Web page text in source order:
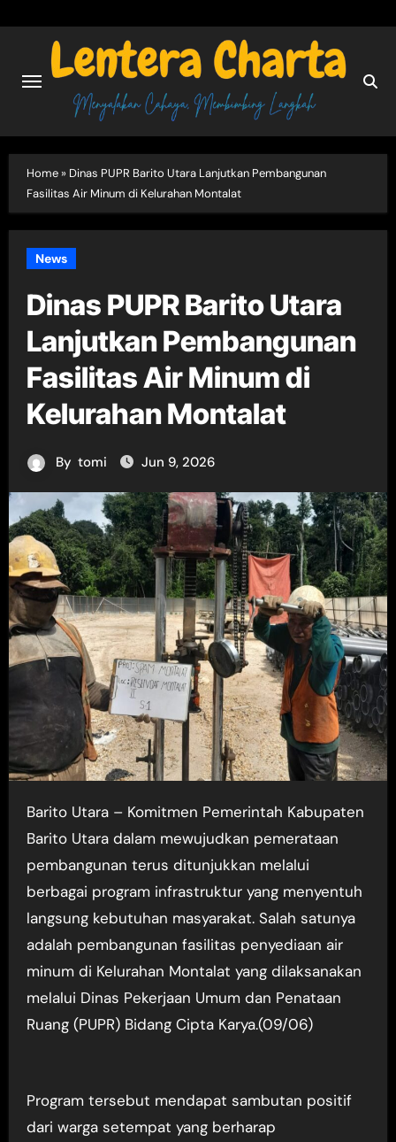
Home» Dinas PUPR Barito Utara Lanjutkan Pembangunan
Fasilitas Air Minum di Kelurahan Montalat
News
Dinas PUPR Barito Utara
Lanjutkan Pembangunan
Fasilitas Air Minum di
Kelurahan Montalat
By tomi Jun 9, 2026
Barito Utara – Komitmen Pemerintah Kabupaten
Barito Utara dalam mewujudkan pemerataan
pembangunan terus ditunjukkan melalui
berbagai program infrastruktur yang menyentuh
langsung kebutuhan masyarakat. Salah satunya
adalah pembangunan fasilitas penyediaan air
minum di Kelurahan Montalat yang dilaksanakan
melalui Dinas Pekerjaan Umum dan Penataan
Ruang (PUPR) Bidang Cipta Karya.(09/06)
Program tersebut mendapat sambutan positif
dari warga setempat yang berharap